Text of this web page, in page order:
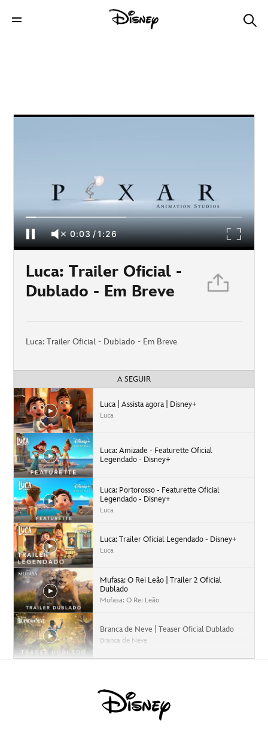
0:04/1:26
Luca: Trailer Oficial -
Dublado - Em Breve
Luca: Trailer Oficial - Dublado - Em Breve
A SEGUIR
Luca | Assista agora | Disney+
Luca
Luca: Amizade - Featurette Oficial
Legendado - Disney+
Luca: Portorosso - Featurette Oficial
Legendado - Disney+
Luca
Luca: Trailer Oficial Legendado - Disney+
Luca
Mufasa: O Rei Leão | Trailer 2 Oficial
Dublado
Mufasa: O Rei Leão
Branca de Neve | Teaser Oficial Dublado
Branca de Neve
Capitão América: Admirável Mundo Novo |